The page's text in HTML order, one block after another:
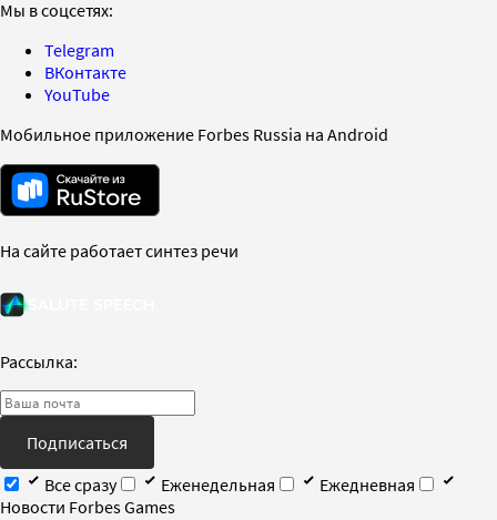
Мы в соцсетях:
Telegram
ВКонтакте
YouTube
Мобильное приложение Forbes Russia на Android
На сайте работает синтез речи
Рассылка:
Подписаться
Все сразу
Еженедельная
Ежедневная
Новости Forbes Games